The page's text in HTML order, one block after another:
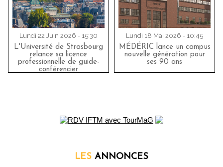
Lundi 22 Juin 2026 - 15:30
L'Université de Strasbourg
relance sa licence
professionnelle de guide-
conférencier
Lundi 18 Mai 2026 - 10:45
MÉDÉRIC lance un campus
nouvelle génération pour
ses 90 ans
LES ANNONCES